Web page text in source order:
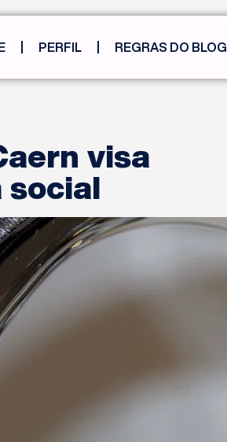
PERFIL REGRAS DO BLOG
visa
social